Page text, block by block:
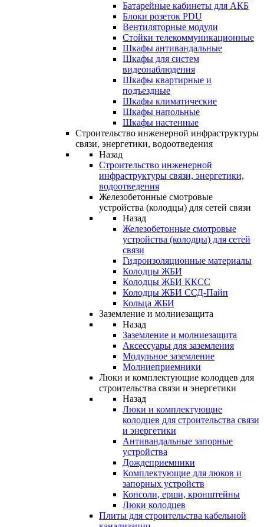
Батарейные кабинеты для АКБ
Блоки розеток PDU
Вентиляторные модули
Стойки телекоммуникационные
Шкафы антивандальные
Шкафы для систем
видеонаблюдения
Шкафы квартирные и
подъездные
Шкафы климатические
Шкафы напольные
Шкафы настенные
Строительство инженерной инфраструктуры
связи, энергетики, водоотведения
Назад
Строительство инженерной
инфраструктуры связи, энергетики,
водоотведения
Железобетонные смотровые
устройства (колодцы) для сетей связи
Назад
Железобетонные смотровые
устройства (колодцы) для сетей
связи
Гидроизоляционные материалы
Колодцы ЖБИ
Колодцы ЖБИ ККСС
Колодцы ЖБИ ССД-Пайп
Кольца ЖБИ
Заземление и молниезащита
Назад
Заземление и молниезащита
Аксессуары для заземления
Модульное заземление
Молниеприемники
Люки и комплектующие колодцев для
строительства связи и энергетики
Назад
Люки и комплектующие
колодцев для строительства связи
и энергетики
Антивандальные запорные
устройства
Дождеприемники
Комплектующие для люков и
запорных устройств
Консоли, ерши, кронштейны
Люки колодцев
Плиты для строительства кабельной